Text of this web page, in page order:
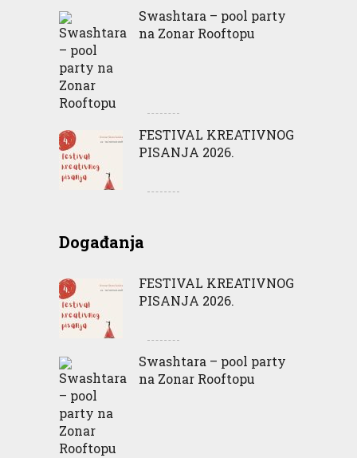
Swashtara – pool party
na Zonar Rooftopu
FESTIVAL KREATIVNOG
PISANJA 2026.
Događanja
FESTIVAL KREATIVNOG
PISANJA 2026.
Swashtara – pool party
na Zonar Rooftopu